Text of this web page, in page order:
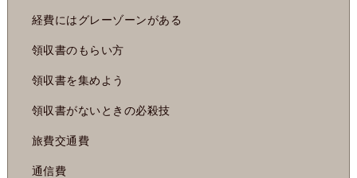
経費にはグレーゾーンがある
領収書のもらい方
領収書を集めよう
領収書がないときの必殺技
旅費交通費
通信費